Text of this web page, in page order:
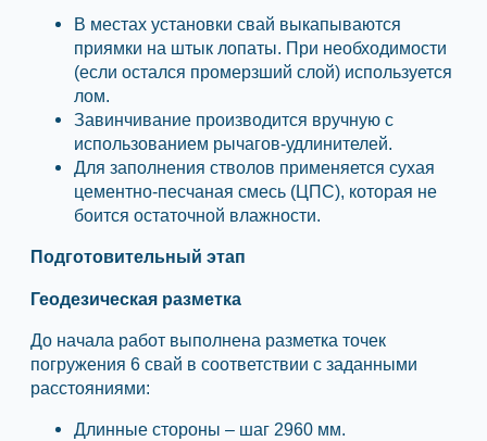
В местах установки свай выкапываются
приямки на штык лопаты. При необходимости
(если остался промерзший слой) используется
лом.
Завинчивание производится вручную с
использованием рычагов-удлинителей.
Для заполнения стволов применяется сухая
цементно-песчаная смесь (ЦПС), которая не
боится остаточной влажности.
Подготовительный этап
Геодезическая разметка
До начала работ выполнена разметка точек
погружения 6 свай в соответствии с заданными
расстояниями:
Длинные стороны – шаг 2960 мм.